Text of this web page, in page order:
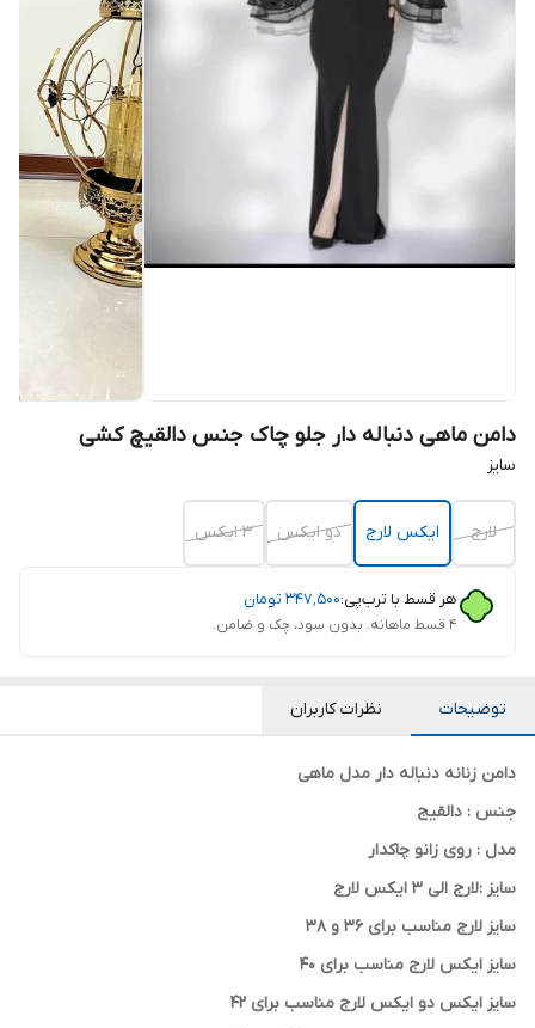
دامن ماهی دنباله دار جلو چاک جنس دالقیچ کشی
سایز
لارج ایکس لارج دو ایکس 3 ایکس
هر قسط با ترب‌پی:۳۴۷٬۵۰۰ تومان
۴ قسط ماهانه. بدون سود، چک و ضامن.
توضیحات نظرات کاربران
دامن زنانه دنباله دار مدل ماهی
جنس : دالقیج
مدل : روی زانو چاکدار
سایز :لارج الی 3 ایکس لارج
سایز لارج مناسب برای 36 و 38
سایز ایکس لارج مناسب برای 40
سایز ایکس دو ایکس لارج مناسب برای 42